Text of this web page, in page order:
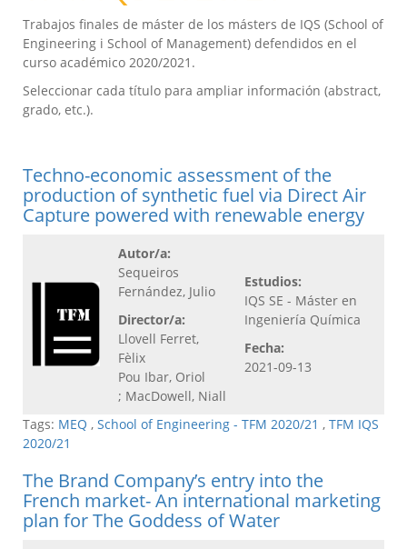
Trabajos finales de máster de los másters de IQS (School of
Engineering i School of Management) defendidos en el
curso académico 2020/2021.
Seleccionar cada título para ampliar información (abstract,
grado, etc.).
Techno-economic assessment of the
production of synthetic fuel via Direct Air
Capture powered with renewable energy
Autor/a:
Sequeiros
Fernández, Julio
Director/a:
Llovell Ferret,
Fèlix
Pou Ibar, Oriol
; MacDowell, Niall
Estudios:
IQS SE - Máster en
Ingeniería Química
Fecha:
2021-09-13
Tags: MEQ , School of Engineering - TFM 2020/21 , TFM IQS
2020/21
The Brand Company’s entry into the
French market- An international marketing
plan for The Goddess of Water